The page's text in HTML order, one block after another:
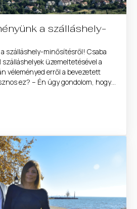
a szálláshely-
szálláshely-minősítésről! Csaba
szálláshelyek üzemeltetésével a
véleményed erről a bevezetett
ez? – Én úgy gondolom, hogy
jó kezdeményezés. Mindig a
kell figyelembe venni a
szempontja az, hogy a vendégek
legyen, […]...